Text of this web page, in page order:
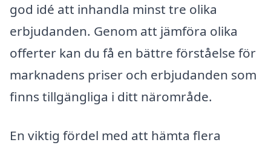
god idé att inhandla minst tre olika
erbjudanden. Genom att jämföra olika
offerter kan du få en bättre förståelse för
marknadens priser och erbjudanden som
finns tillgängliga i ditt närområde.
En viktig fördel med att hämta flera